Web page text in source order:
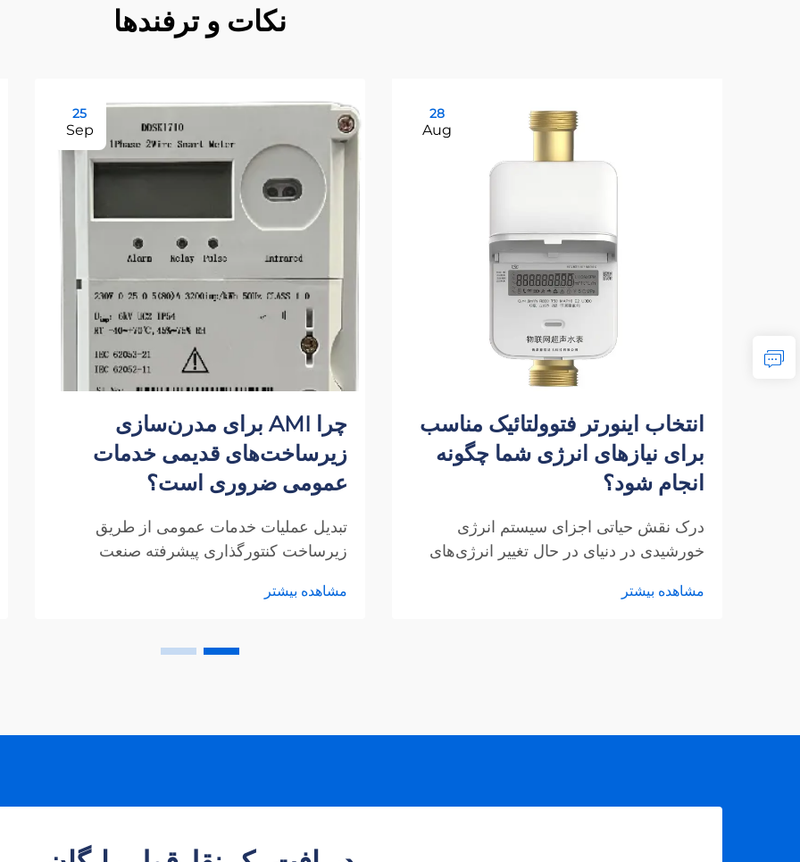
نکات و ترفندها
28
Aug
انتخاب اینورتر فتوولتائیک مناسب
برای نیازهای انرژی شما چگونه
انجام شود؟
درک نقش حیاتی اجزای سیستم انرژی
خورشیدی در دنیای در حال تغییر انرژی‌های
قلب هر سیستم انرژی خورشیدی عمل
مشاهده بیشتر
25
Sep
چرا AMI برای مدرن‌سازی
زیرساخت‌های قدیمی خدمات
عمومی ضروری است؟
تبدیل عملیات خدمات عمومی از طریق
زیرساخت کنتورگذاری پیشرفته صنعت
قرار دارد، جایی که زیرساخت‌های فرسوده با
چالش‌های محیطی مواجه می‌شوند.
مشاهده بیشتر